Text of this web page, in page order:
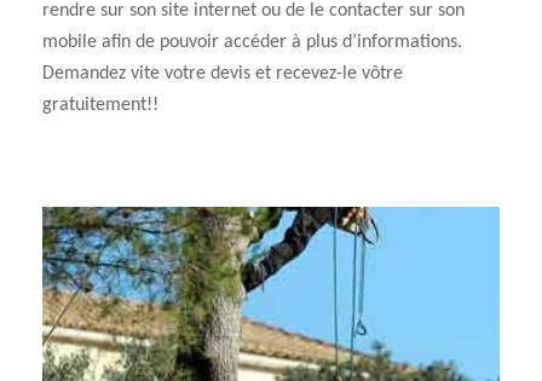
rendre sur son site internet ou de le contacter sur son
mobile afin de pouvoir accéder à plus d’informations.
Demandez vite votre devis et recevez-le vôtre
gratuitement!!